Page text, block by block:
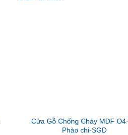
Cửa Gỗ Chống Cháy MDF
Phào chi-SGD